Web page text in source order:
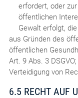
erfordert, oder
öffentlichen
Gewalt erfolgt,
aus Gründen des
öffentlichen
Art. 9 Abs. 3
Verteidigung von
6.5 RECHT AUF